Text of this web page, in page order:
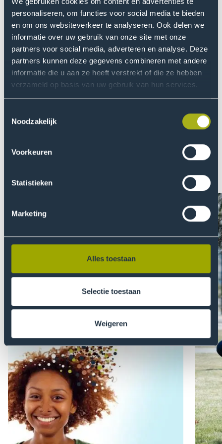
personaliseren, om functies voor social media te bieden
en om ons websiteverkeer te analyseren. Ook delen we
informatie over uw gebruik van onze site met onze
partners voor social media, adverteren en analyse. Deze
partners kunnen deze gegevens combineren met andere
informatie die u aan ze heeft verstrekt of die ze hebben
verzameld op basis van uw gebruik van hun services.
Noodzakelijk
Voorkeuren
Statistieken
Marketing
Alles toestaan
Selectie toestaan
Weigeren
Over De Haagse
gelijke kansen scheppen. Onderzoeken wat er écht
speelt in de wereld en daar oplossingen voor vinden.
ontwikkeling, of beter nog: doe mee!